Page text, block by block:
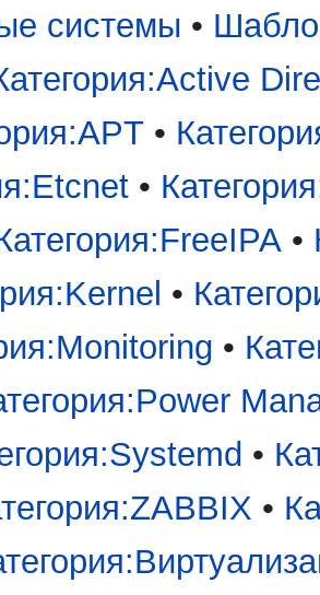
системы •
•
•
•
•
•
•
•